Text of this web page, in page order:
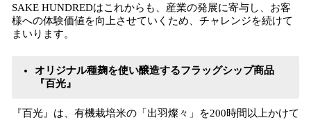
SAKE HUNDREDはこれからも、産業の発展に寄与し、お客
様への体験価値を向上させていくため、チャレンジを続けて
まいります。
オリジナル種麹を使い醸造するフラッグシップ商品
『百光』
『百光』は、有機栽培米の「出羽燦々」を200時間以上かけて